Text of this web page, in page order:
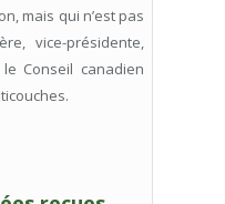
mais qui n’est pas
vice-présidente,
Conseil canadien